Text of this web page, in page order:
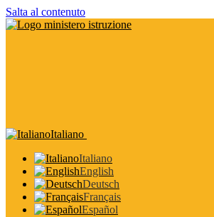
Salta al contenuto
Italiano
Italiano
English
Deutsch
Français
Español